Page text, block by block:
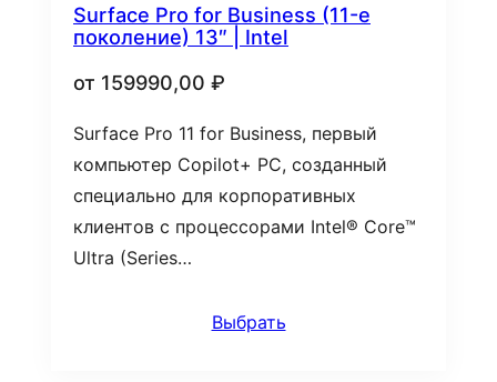
Surface Pro for Business (11-е
поколение) 13″ | Intel
от 159990,00 ₽
Surface Pro 11 for Business, первый
компьютер Copilot+ PC, созданный
специально для корпоративных
клиентов с процессорами Intel® Core™
Ultra (Series…
Выбрать